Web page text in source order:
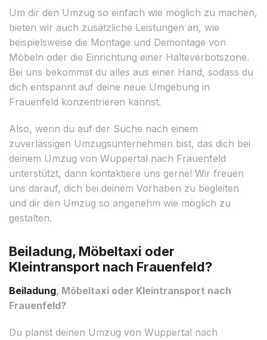
Um dir den Umzug so einfach wie möglich zu machen,
bieten wir auch zusätzliche Leistungen an, wie
beispielsweise die Montage und Demontage von
Möbeln oder die Einrichtung einer Halteverbotszone.
Bei uns bekommst du alles aus einer Hand, sodass du
dich entspannt auf deine neue Umgebung in
Frauenfeld konzentrieren kannst.
Also, wenn du auf der Suche nach einem
zuverlässigen Umzugsunternehmen bist, das dich bei
deinem Umzug von Wuppertal nach Frauenfeld
unterstützt, dann kontaktiere uns gerne! Wir freuen
uns darauf, dich bei deinem Vorhaben zu begleiten
und dir den Umzug so angenehm wie möglich zu
gestalten.
Beiladung, Möbeltaxi oder
Kleintransport nach Frauenfeld?
Beiladung, Möbeltaxi oder Kleintransport nach
Frauenfeld?
Du planst deinen Umzug von Wuppertal nach